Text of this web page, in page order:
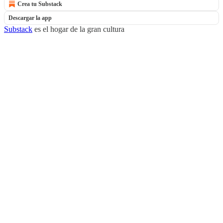
Crea tu Substack
Descargar la app
Substack es el hogar de la gran cultura